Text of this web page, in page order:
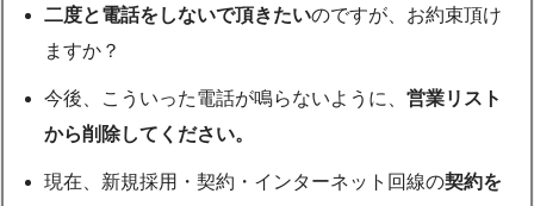
二度と電話をしないで頂きたいのですが、お約束頂け
ますか？
今後、こういった電話が鳴らないように、営業リスト
から削除してください。
現在、新規採用・契約・インターネット回線の契約を